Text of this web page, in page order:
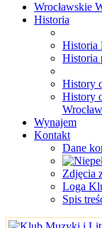
Wrocławskie
Historia
Historia
Historia
History
History
Wrocław
Wynajem
Kontakt
Dane
Zdjęcia
Loga
Spis